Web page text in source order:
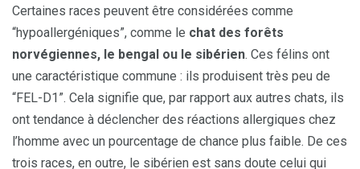
Certaines races peuvent être considérées comme
“hypoallergéniques”, comme le chat des forêts
norvégiennes, le bengal ou le sibérien. Ces félins ont
une caractéristique commune : ils produisent très peu de
“FEL-D1”. Cela signifie que, par rapport aux autres chats, ils
ont tendance à déclencher des réactions allergiques chez
l’homme avec un pourcentage de chance plus faible. De ces
trois races, en outre, le sibérien est sans doute celui qui